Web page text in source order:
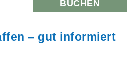
BUCHEN
– gut informiert